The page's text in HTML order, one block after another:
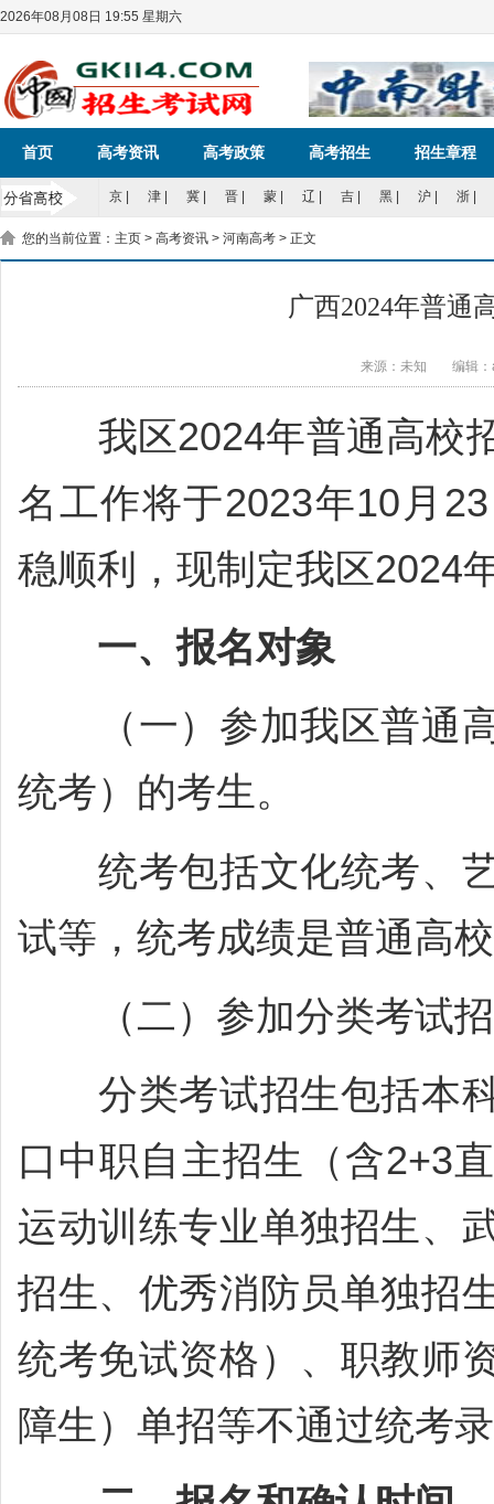
2026年08月08日 19:55 星期六
首页 高考资讯 高考政策 高考招生 招生章程
京| 津| 冀| 晋| 蒙| 辽 吉| 黑| 沪| 浙|
您的当前位置： 主页 > 高考资讯 > 河南高考 > 正文
广西2024年普通
来源：未知 编辑
我区2024年普通高校招
名工作将于2023年10月
稳顺利，现制定我区2024
一、报名对象
（一）参加我区普通高
统考）的考生。
统考包括文化统考、艺
试等，统考成绩是普通高
（二）参加分类考试招
分类考试招生包括本科
口中职自主招生（含2+3
运动训练专业单独招生、
招生、优秀消防员单独招
统考免试资格）、职教师
障生）单招等不通过统考